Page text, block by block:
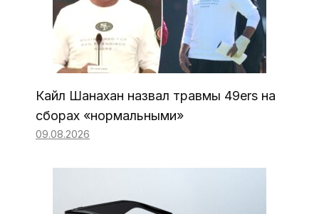
Кайл Шанахан назвал травмы 49ers на
сборах «нормальными»
09.08.2026